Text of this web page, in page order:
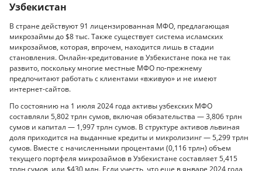
Узбекистан
В стране действуют 91 лицензированная МФО, предлагающая
микрозаймы до $8 тыс. Также существует система исламских
микрозаймов, которая, впрочем, находится лишь в стадии
становления. Онлайн-кредитование в Узбекистане пока не так
развито, поскольку многие местные МФО по-прежнему
предпочитают работать с клиентами «вживую» и не имеют
интернет-сайтов.
По состоянию на 1 июля 2024 года активы узбекских МФО
составляли 5,802 трлн сумов, включая обязательства — 3,806 трлн
сумов и капитал — 1,997 трлн сумов. В структуре активов львиная
доля приходится на выданные кредиты и микролизинг — 5,299 трлн
сумов. Вместе с начисленными процентами (0,116 трлн) объем
текущего портфеля микрозаймов в Узбекистане составляет 5,415